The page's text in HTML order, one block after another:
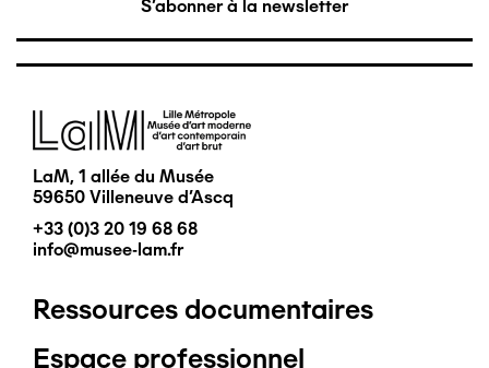
S'abonner à la newsletter
Image
LaM, 1 allée du Musée
59650 Villeneuve d'Ascq
+33 (0)3 20 19 68 68
info@musee-lam.fr
Pied
Ressources documentaires
Espace professionnel